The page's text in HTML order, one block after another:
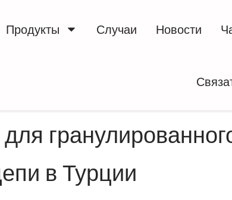
Продукты Случаи Новости
в Турции